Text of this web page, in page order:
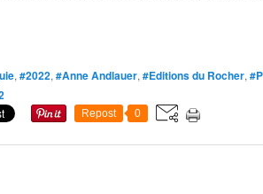
, #2022, #Anne Andlauer, #Editions du Rocher,
Repost 0